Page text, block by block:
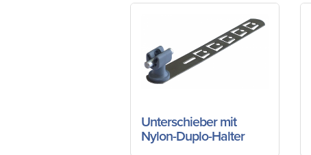
Unterschieber mit
Nylon-Duplo-Halter